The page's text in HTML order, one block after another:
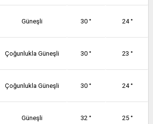
Güneşli 30 ° 24 °
Çoğunlukla Güneşli 30 ° 23 °
Çoğunlukla Güneşli 30 ° 24 °
Güneşli 32 ° 25 °